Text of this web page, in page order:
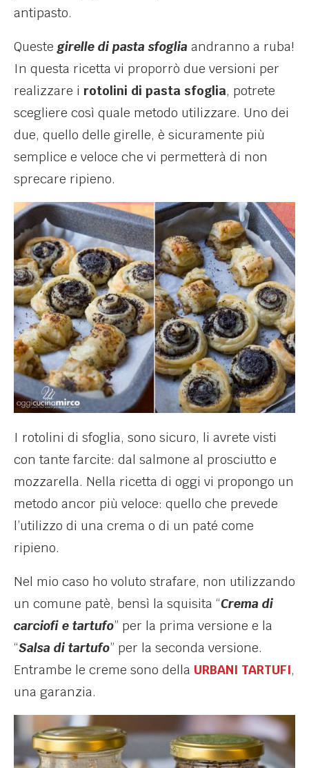
antipasto.
Queste girelle di pasta sfoglia andranno a ruba!
In questa ricetta vi proporrò due versioni per
realizzare i rotolini di pasta sfoglia, potrete
scegliere così quale metodo utilizzare. Uno dei
due, quello delle girelle, è sicuramente più
semplice e veloce che vi permetterà di non
sprecare ripieno.
I rotolini di sfoglia, sono sicuro, li avrete visti
con tante farcite: dal salmone al prosciutto e
mozzarella. Nella ricetta di oggi vi propongo un
metodo ancor più veloce: quello che prevede
l’utilizzo di una crema o di un paté come
ripieno.
Nel mio caso ho voluto strafare, non utilizzando
un comune patè, bensì la squisita “Crema di
carciofi e tartufo” per la prima versione e la
“Salsa di tartufo” per la seconda versione.
Entrambe le creme sono della URBANI TARTUFI,
una garanzia.